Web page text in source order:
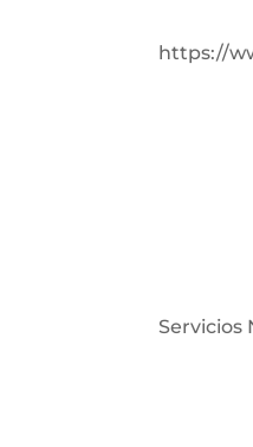
https://
Servicios